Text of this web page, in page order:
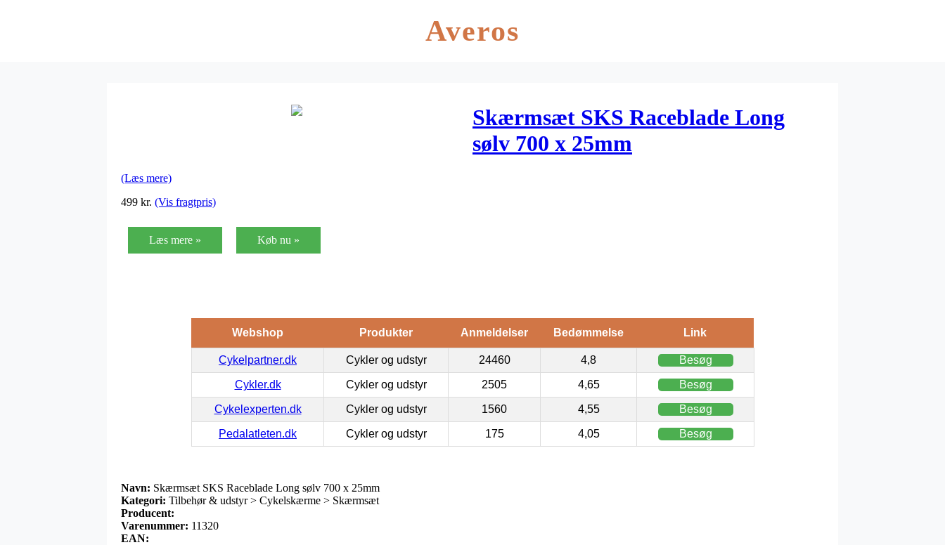
Averos
Skærmsæt SKS Raceblade Long
sølv 700 x 25mm
(Læs mere)
499 kr. (Vis fragtpris)
Læs mere » Køb nu »
Webshop Produkter Anmeldelser Bedømmelse Link
Cykelpartner.dk Cykler og udstyr 24460 4,8 Besøg
Cykler.dk Cykler og udstyr 2505 4,65 Besøg
Cykelexperten.dk Cykler og udstyr 1560 4,55 Besøg
Pedalatleten.dk Cykler og udstyr 175 4,05 Besøg
Navn: Skærmsæt SKS Raceblade Long sølv 700 x 25mm
Kategori: Tilbehør & udstyr > Cykelskærme > Skærmsæt
Producent:
Varenummer: 11320
EAN: